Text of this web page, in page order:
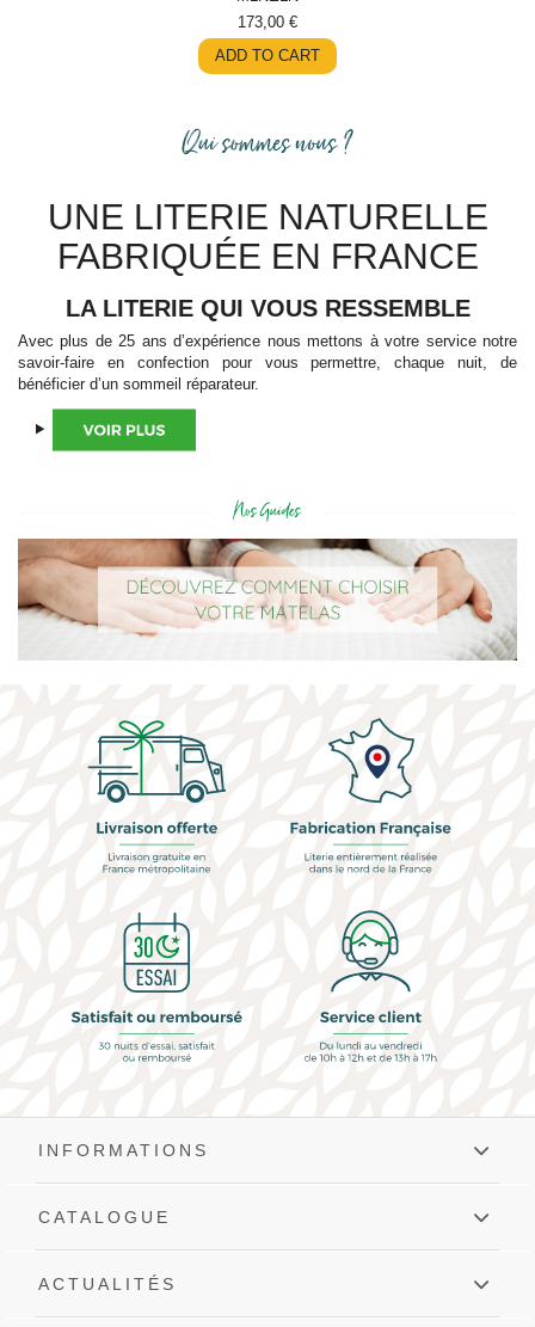
173,00 €
ADD TO CART
UNE LITERIE NATURELLE
FABRIQUÉE EN FRANCE
LA LITERIE QUI VOUS RESSEMBLE
Avec plus de 25 ans d’expérience nous mettons à votre service notre
savoir-faire en confection pour vous permettre, chaque nuit, de
bénéficier d’un sommeil réparateur.
INFORMATIONS
CATALOGUE
ACTUALITÉS